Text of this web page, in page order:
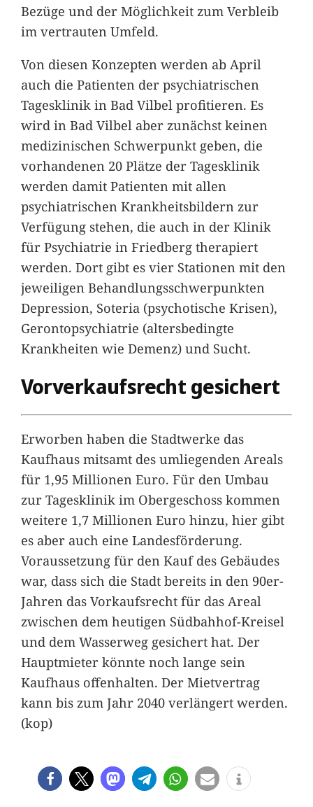
Bezüge und der Möglichkeit zum Verbleib
im vertrauten Umfeld.
Von diesen Konzepten werden ab April
auch die Patienten der psychiatrischen
Tagesklinik in Bad Vilbel profitieren. Es
wird in Bad Vilbel aber zunächst keinen
medizinischen Schwerpunkt geben, die
vorhandenen 20 Plätze der Tagesklinik
werden damit Patienten mit allen
psychiatrischen Krankheitsbildern zur
Verfügung stehen, die auch in der Klinik
für Psychiatrie in Friedberg therapiert
werden. Dort gibt es vier Stationen mit den
jeweiligen Behandlungsschwerpunkten
Depression, Soteria (psychotische Krisen),
Gerontopsychiatrie (altersbedingte
Krankheiten wie Demenz) und Sucht.
Vorverkaufsrecht gesichert
Erworben haben die Stadtwerke das
Kaufhaus mitsamt des umliegenden Areals
für 1,95 Millionen Euro. Für den Umbau
zur Tagesklinik im Obergeschoss kommen
weitere 1,7 Millionen Euro hinzu, hier gibt
es aber auch eine Landesförderung.
Voraussetzung für den Kauf des Gebäudes
war, dass sich die Stadt bereits in den 90er-
Jahren das Vorkaufsrecht für das Areal
zwischen dem heutigen Südbahhof-Kreisel
und dem Wasserweg gesichert hat. Der
Hauptmieter könnte noch lange sein
Kaufhaus offenhalten. Der Mietvertrag
kann bis zum Jahr 2040 verlängert werden.
(kop)